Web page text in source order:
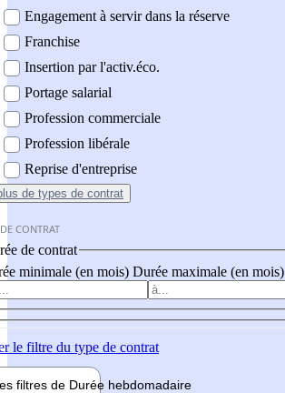
Engagement à servir dans la réserve
Franchise
Insertion par l'activ.éco.
Portage salarial
Profession commerciale
Profession libérale
Reprise d'entreprise
de types de contrat
CONTRAT
de contrat
minimale (en mois) Durée maximale (en mois)
le filtre du type de contrat
filtres de Durée hebdomadaire